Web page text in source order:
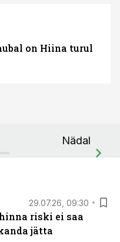
on Hiina turul
Nädal
29.07.26, 09:30
riski ei saa
jätta